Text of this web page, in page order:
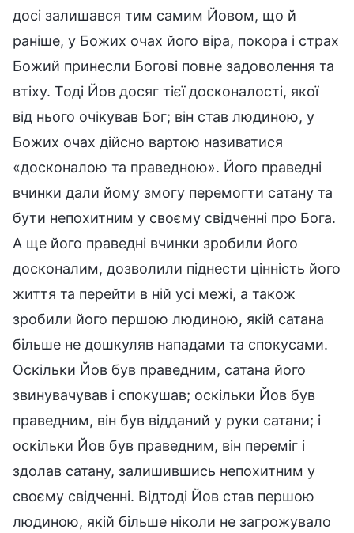
досі залишався тим самим Йовом, що й
раніше, у Божих очах його віра, покора і страх
Божий принесли Богові повне задоволення та
втіху. Тоді Йов досяг тієї досконалості, якої
від нього очікував Бог; він став людиною, у
Божих очах дійсно вартою називатися
«досконалою та праведною». Його праведні
вчинки дали йому змогу перемогти сатану та
бути непохитним у своєму свідченні про Бога.
А ще його праведні вчинки зробили його
досконалим, дозволили піднести цінність його
життя та перейти в ній усі межі, а також
зробили його першою людиною, якій сатана
більше не дошкуляв нападами та спокусами.
Оскільки Йов був праведним, сатана його
звинувачував і спокушав; оскільки Йов був
праведним, він був відданий у руки сатани; і
оскільки Йов був праведним, він переміг і
здолав сатану, залишившись непохитним у
своєму свідченні. Відтоді Йов став першою
людиною, якій більше ніколи не загрожувало